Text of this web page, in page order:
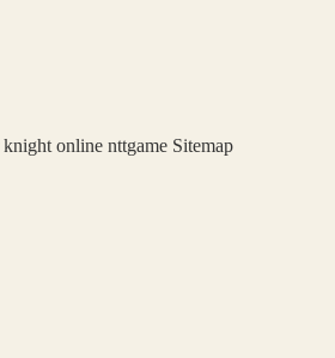
knight online nttgame Sitemap